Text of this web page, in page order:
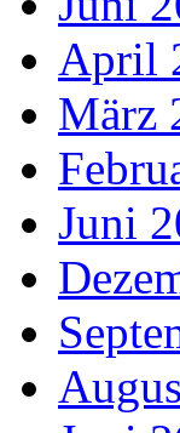
April
März
Juni